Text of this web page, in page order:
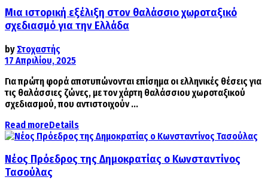
Μια ιστορική εξέλιξη στον θαλάσσιο χωροταξικό
σχεδιασμό για την Ελλάδα
by Στοχαστής
17 Απριλίου, 2025
Για πρώτη φορά αποτυπώνονται επίσημα οι ελληνικές θέσεις για
τις θαλάσσιες ζώνες, με τον χάρτη θαλάσσιου χωροταξικού
σχεδιασμού, που αντιστοιχούν ...
Read moreDetails
Νέος Πρόεδρος της Δημοκρατίας ο Κωνσταντίνος
Τασούλας